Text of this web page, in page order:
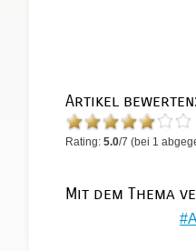
Artikel bewerten:
Rating: 5.0/7 (bei 1
Mit dem Thema